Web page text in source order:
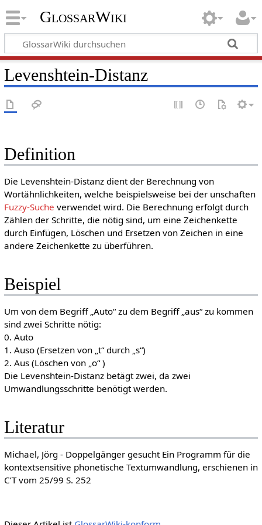
GlossarWiki
Levenshtein-Distanz
Definition
Die Levenshtein-Distanz dient der Berechnung von
Wortähnlichkeiten, welche beispielsweise bei der unschaften
Fuzzy-Suche verwendet wird. Die Berechnung erfolgt durch
Zählen der Schritte, die nötig sind, um eine Zeichenkette
durch Einfügen, Löschen und Ersetzen von Zeichen in eine
andere Zeichenkette zu überführen.
Beispiel
Um von dem Begriff „Auto“ zu dem Begriff „aus“ zu kommen
sind zwei Schritte nötig:
0. Auto
1. Auso (Ersetzen von „t“ durch „s“)
2. Aus (Löschen von „o“ )
Die Levenshtein-Distanz betägt zwei, da zwei
Umwandlungsschritte benötigt werden.
Literatur
Michael, Jörg - Doppelgänger gesucht Ein Programm für die
kontextsensitive phonetische Textumwandlung, erschienen in
C’T vom 25/99 S. 252